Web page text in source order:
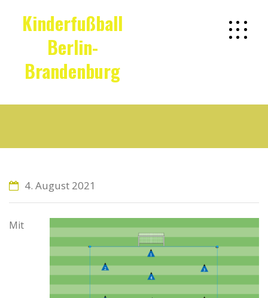
Kinderfußball
Berlin-
Brandenburg
4. August 2021
Mit